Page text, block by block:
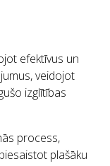
efektīvus un
veidojot
izglītības
process,
plašāku